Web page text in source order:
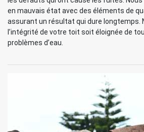
en mauvais état avec des éléments de
assurant un résultat qui dure longtemps.
l’intégrité de votre toit soit éloignée de
problèmes d’eau.